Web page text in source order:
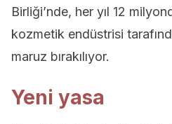
Birliği’nde, her yıl 12
kozmetik endüstrisi
maruz bırakılıyor.
Yeni yasa